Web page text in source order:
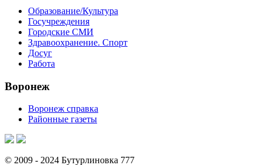
Образование/Культура
Госучреждения
Городские СМИ
Здравоохранение. Спорт
Досуг
Работа
Воронеж
Воронеж справка
Районные газеты
© 2009 - 2024 Бутурлиновка 777